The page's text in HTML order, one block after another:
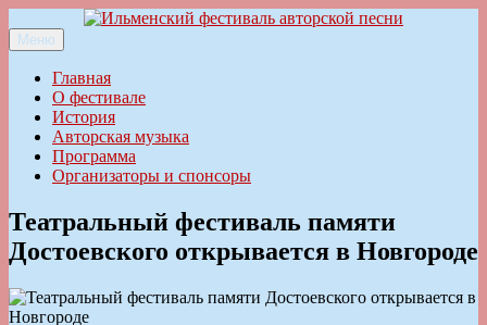
к
содержимому
Ильменский фестиваль авторской песни
Меню
Главная
О фестивале
История
Авторская музыка
Программа
Организаторы и спонсоры
Театральный фестиваль памяти
Достоевского открывается в Новгороде